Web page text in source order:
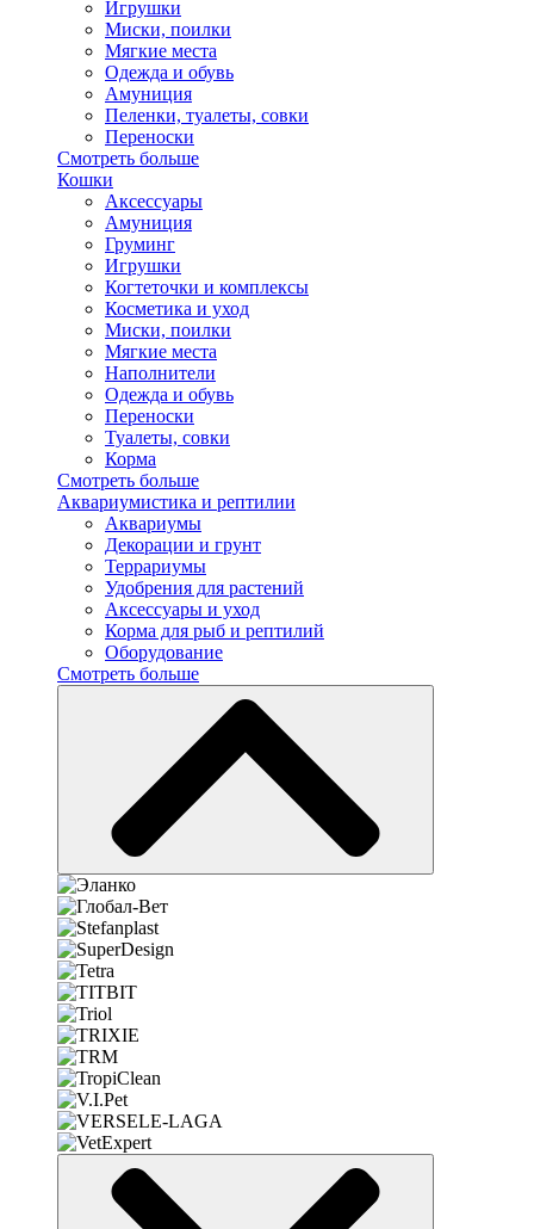
Игрушки
Миски, поилки
Мягкие места
Одежда и обувь
Амуниция
Пеленки, туалеты, совки
Переноски
Смотреть больше
Кошки
Аксессуары
Амуниция
Груминг
Игрушки
Когтеточки и комплексы
Косметика и уход
Миски, поилки
Мягкие места
Наполнители
Одежда и обувь
Переноски
Туалеты, совки
Корма
Смотреть больше
Аквариумистика и рептилии
Аквариумы
Декорации и грунт
Террариумы
Удобрения для растений
Аксессуары и уход
Корма для рыб и рептилий
Оборудование
Смотреть больше